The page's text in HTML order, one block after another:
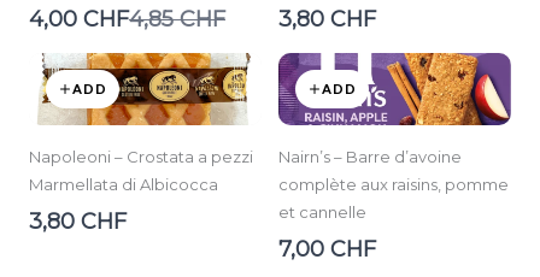
4,00 CHFCompare
4,85 CHF 3,80 CHF
ADD
Napoleoni – Crostata a pezzi
Marmellata di Albicocca
3,80 CHF
ADD
Nairn’s – Barre d’avoine
complète aux raisins, pomme
et cannelle
7,00 CHF